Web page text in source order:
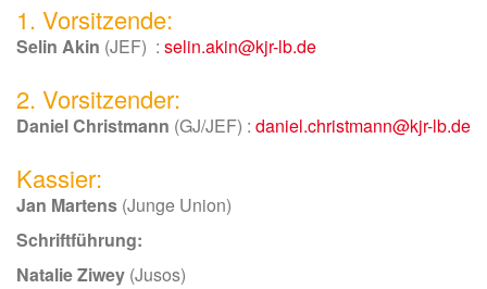
1. Vorsitzende:
Selin Akin (JEF) : selin.akin@kjr-lb.de
2. Vorsitzender:
Daniel Christmann (GJ/JEF) : daniel.christmann@kjr-lb.de
Kassier:
Jan Martens (Junge Union)
Schriftführung:
Natalie Ziwey (Jusos)